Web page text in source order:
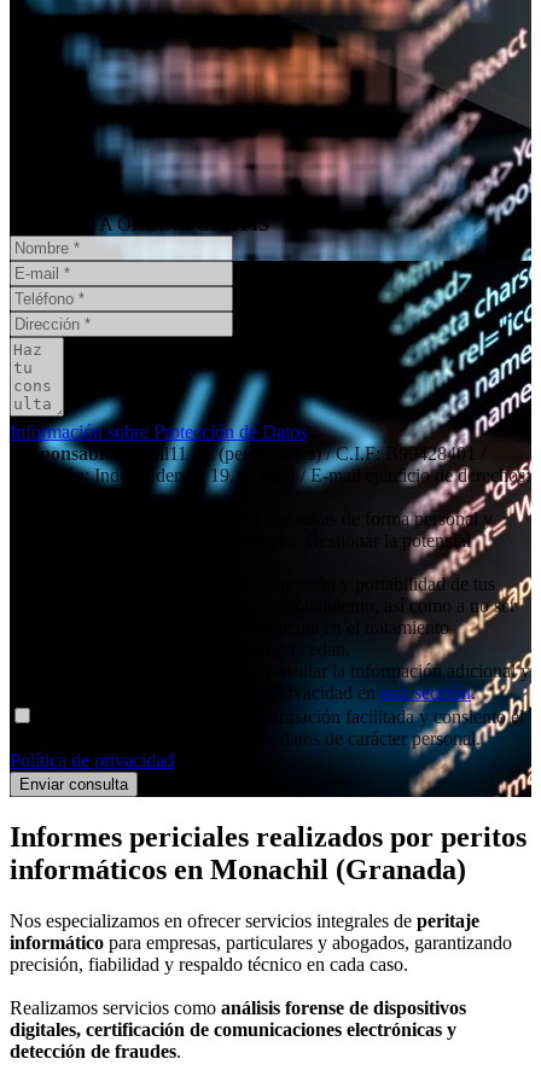
¿Necesita un informe pericial?
CONSULTA ONLINE
GRATIS
Información sobre Protección de Datos
Responsable
: Social11 SL (peritaciones) / C.I.F: B99428401 /
Dirección: Independencia 19, 6º dcha / E-mail ejercicio de derechos:
contacto@social11.es
: Atender las consultas de forma personal y
remitir la información que nos solicita. Gestionar la potencial
: Acceso, rectificación, supresión y portabilidad de tus
datos, de limitación y oposición a su tratamiento, así como a no ser
objeto de decisiones basadas únicamente en el tratamiento
automatizado de tus datos, cuando procedan.
: Puedes consultar la información adicional y
detallada sobre nuestra Política de Privacidad en esta sección.
Declaro haber entendido la información facilitada y consiento el
tratamiento que se efectuará de mis datos de carácter personal.
Política de privacidad
Informes periciales realizados por peritos
informáticos en Monachil (Granada)
Nos especializamos en ofrecer servicios integrales de peritaje
informático para empresas, particulares y abogados, garantizando
precisión, fiabilidad y respaldo técnico en cada caso.
Realizamos servicios como análisis forense de dispositivos
digitales, certificación de comunicaciones electrónicas y
detección de fraudes.